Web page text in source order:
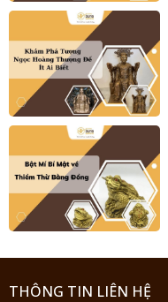
THÔNG TIN LIÊN HỆ